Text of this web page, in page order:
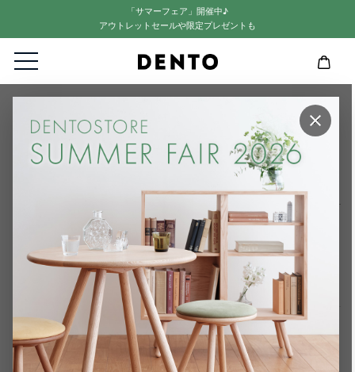
「サマーフェア」開催中♪
アウトレットセールや限定プレゼントも
×
SSFWA | きほんのスピーカーキット (2個セット)のレビュー
SSFWA | きほんのスピーカーキット (2個
セット)のレビュー
レビューの投稿方法
商品詳細ページの「レビューを書く」をクリックしてください。
ニックネームをご記入ください。